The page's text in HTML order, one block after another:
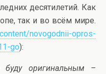
десятилетий. Как
так и во всём мире.
novogodnii-opros-
go):
оригинальным –